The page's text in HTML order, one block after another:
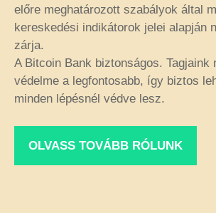
előre meghatározott szabályok által
kereskedési indikátorok jelei alapján
zárja.
A Bitcoin Bank biztonságos. Tagjaink
védelme a legfontosabb, így biztos
minden lépésnél védve lesz.
OLVASS TOVÁBB RÓLUNK